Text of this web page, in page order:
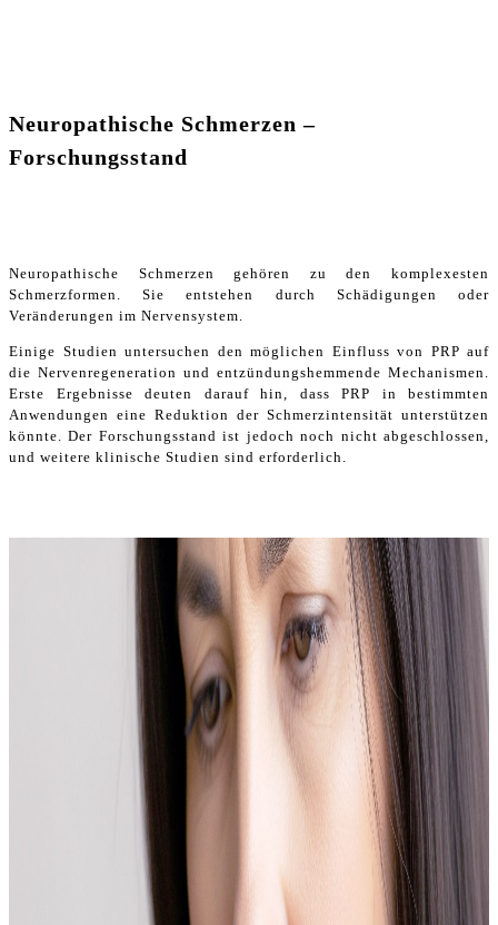
Neuropathische Schmerzen –
Forschungsstand
Neuropathische Schmerzen gehören zu den komplexesten
Schmerzformen. Sie entstehen durch Schädigungen oder
Veränderungen im Nervensystem.
Einige Studien untersuchen den möglichen Einfluss von PRP auf
die Nervenregeneration und entzündungshemmende Mechanismen.
Erste Ergebnisse deuten darauf hin, dass PRP in bestimmten
Anwendungen eine Reduktion der Schmerzintensität unterstützen
könnte. Der Forschungsstand ist jedoch noch nicht abgeschlossen,
und weitere klinische Studien sind erforderlich.